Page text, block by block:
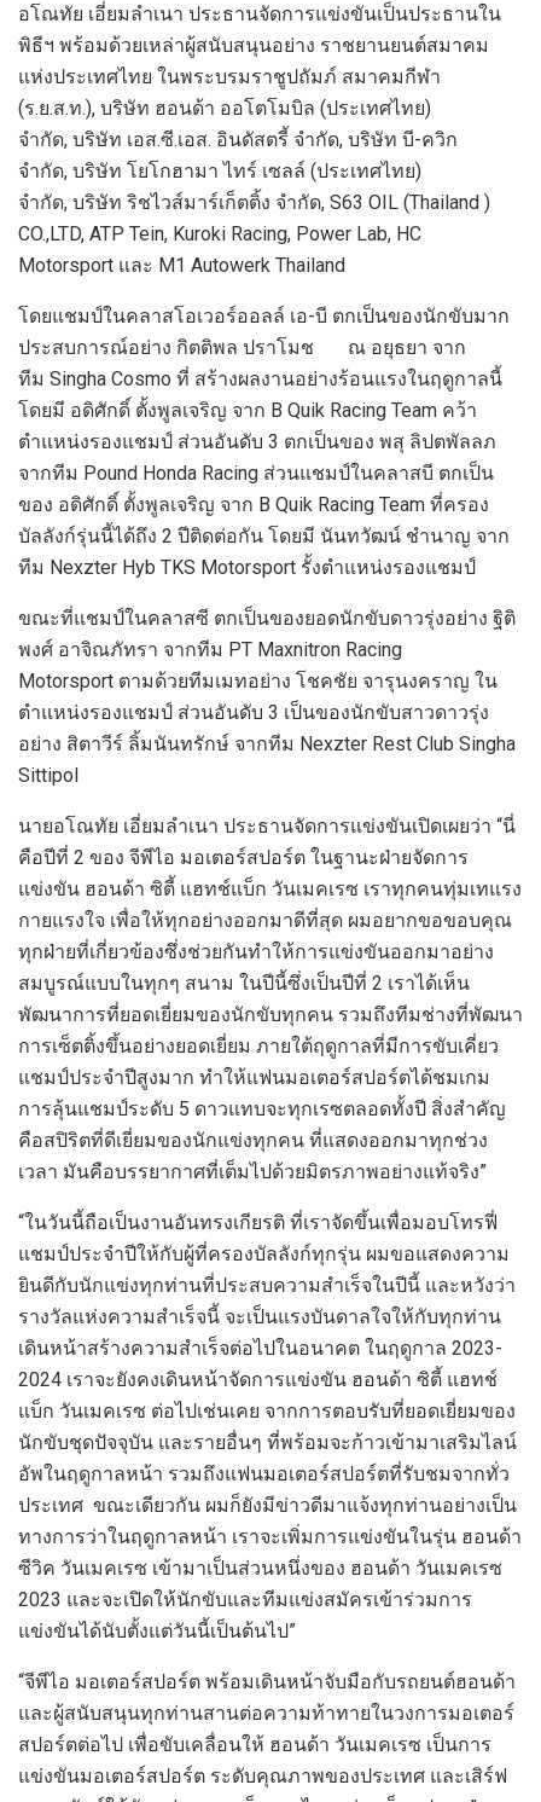
อโณทัย เอี่ยมลำเนา ประธานจัดการแข่งขันเป็นประธานใน
พิธีฯ พร้อมด้วยเหล่าผู้สนับสนุนอย่าง ราชยานยนต์สมาคม
แห่งประเทศไทย ในพระบรมราชูปถัมภ์ สมาคมกีฬา
(ร.ย.ส.ท.), บริษัท ฮอนด้า ออโตโมบิล (ประเทศไทย)
จำกัด, บริษัท เอส.ซี.เอส. อินดัสตรี้ จำกัด, บริษัท บี-ควิก
จำกัด, บริษัท โยโกฮามา ไทร์ เซลล์ (ประเทศไทย)
จำกัด, บริษัท ริชไวส์มาร์เก็ตติ้ง จำกัด, S63 OIL (Thailand )
CO.,LTD, ATP Tein, Kuroki Racing, Power Lab, HC
Motorsport และ M1 Autowerk Thailand
โดยแชมป์ในคลาสโอเวอร์ออลล์ เอ-บี ตกเป็นของนักขับมาก
ประสบการณ์อย่าง กิตติพล ปราโมช
ณ อยุธยา จาก
ทีม Singha Cosmo ที่ สร้างผลงานอย่างร้อนแรงในฤดูกาลนี้
โดยมี อดิศักดิ์ ตั้งพูลเจริญ จาก B Quik Racing Team คว้า
ตำแหน่งรองแชมป์ ส่วนอันดับ 3 ตกเป็นของ พสุ ลิปตพัลลภ
จากทีม Pound Honda Racing ส่วนแชมป์ในคลาสบี ตกเป็น
ของ อดิศักดิ์ ตั้งพูลเจริญ จาก B Quik Racing Team ที่ครอง
บัลลังก์รุ่นนี้ได้ถึง 2 ปีติดต่อกัน โดยมี นันทวัฒน์ ชำนาญ จาก
ทีม Nexzter Hyb TKS Motorsport รั้งตำแหน่งรองแชมป์
ขณะที่แชมป์ในคลาสซี ตกเป็นของยอดนักขับดาวรุ่งอย่าง ฐิติ
พงศ์ อาจิณภัทรา จากทีม PT Maxnitron Racing
Motorsport ตามด้วยทีมเมทอย่าง โชคชัย จารุนงคราญ ใน
ตำแหน่งรองแชมป์ ส่วนอันดับ 3 เป็นของนักขับสาวดาวรุ่ง
อย่าง สิตาวีร์ ลิ้มนันทรักษ์ จากทีม Nexzter Rest Club Singha
Sittipol
นายอโณทัย เอี่ยมลำเนา ประธานจัดการแข่งขันเปิดเผยว่า “นี่
คือปีที่ 2 ของ จีพีไอ มอเตอร์สปอร์ต ในฐานะฝ่ายจัดการ
แข่งขัน ฮอนด้า ซิตี้ แฮทช์แบ็ก วันเมคเรซ เราทุกคนทุ่มเทแรง
กายแรงใจ เพื่อให้ทุกอย่างออกมาดีที่สุด ผมอยากขอขอบคุณ
ทุกฝ่ายที่เกี่ยวข้องซึ่งช่วยกันทำให้การแข่งขันออกมาอย่าง
สมบูรณ์แบบในทุกๆ สนาม ในปีนี้ซึ่งเป็นปีที่ 2 เราได้เห็น
พัฒนาการที่ยอดเยี่ยมของนักขับทุกคน รวมถึงทีมช่างที่พัฒนา
การเซ็ตติ้งขึ้นอย่างยอดเยี่ยม ภายใต้ฤดูกาลที่มีการขับเคี่ยว
แชมป์ประจำปีสูงมาก ทำให้แฟนมอเตอร์สปอร์ตได้ชมเกม
การลุ้นแชมป์ระดับ 5 ดาวแทบจะทุกเรซตลอดทั้งปี สิ่งสำคัญ
คือสปิริตที่ดีเยี่ยมของนักแข่งทุกคน ที่แสดงออกมาทุกช่วง
เวลา มันคือบรรยากาศที่เต็มไปด้วยมิตรภาพอย่างแท้จริง”
“ในวันนี้ถือเป็นงานอันทรงเกียรติ ที่เราจัดขึ้นเพื่อมอบโทรฟี่
แชมป์ประจำปีให้กับผู้ที่ครองบัลลังก์ทุกรุ่น ผมขอแสดงความ
ยินดีกับนักแข่งทุกท่านที่ประสบความสำเร็จในปีนี้ และหวังว่า
รางวัลแห่งความสำเร็จนี้ จะเป็นแรงบันดาลใจให้กับทุกท่าน
เดินหน้าสร้างความสำเร็จต่อไปในอนาคต ในฤดูกาล 2023-
2024 เราจะยังคงเดินหน้าจัดการแข่งขัน ฮอนด้า ซิตี้ แฮทช์
แบ็ก วันเมคเรซ ต่อไปเช่นเคย จากการตอบรับที่ยอดเยี่ยมของ
นักขับชุดปัจจุบัน และรายอื่นๆ ที่พร้อมจะก้าวเข้ามาเสริมไลน์
อัพในฤดูกาลหน้า รวมถึงแฟนมอเตอร์สปอร์ตที่รับชมจากทั่ว
ประเทศ ขณะเดียวกัน ผมก็ยังมีข่าวดีมาแจ้งทุกท่านอย่างเป็น
ทางการว่าในฤดูกาลหน้า เราจะเพิ่มการแข่งขันในรุ่น ฮอนด้า
ซีวิค วันเมคเรซ เข้ามาเป็นส่วนหนึ่งของ ฮอนด้า วันเมคเรซ
2023 และจะเปิดให้นักขับและทีมแข่งสมัครเข้าร่วมการ
แข่งขันได้นับตั้งแต่วันนี้เป็นต้นไป”
“จีพีไอ มอเตอร์สปอร์ต พร้อมเดินหน้าจับมือกับรถยนต์ฮอนด้า
และผู้สนับสนุนทุกท่านสานต่อความท้าทายในวงการมอเตอร์
สปอร์ตต่อไป เพื่อขับเคลื่อนให้ ฮอนด้า วันเมคเรซ เป็นการ
แข่งขันมอเตอร์สปอร์ต ระดับคุณภาพของประเทศ และเสิร์ฟ